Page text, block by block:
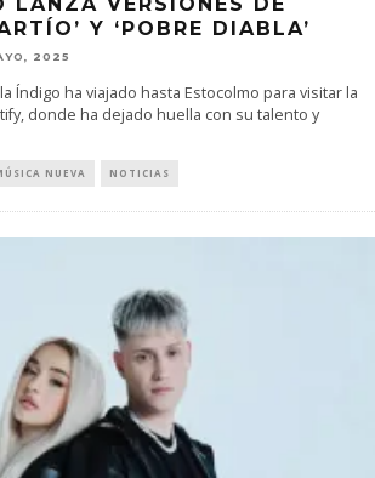
Y ‘POBRE DIABLA’
2025
Índigo ha viajado hasta Estocolmo para visitar la
donde ha dejado huella con su talento y
NUEVA NOTICIAS